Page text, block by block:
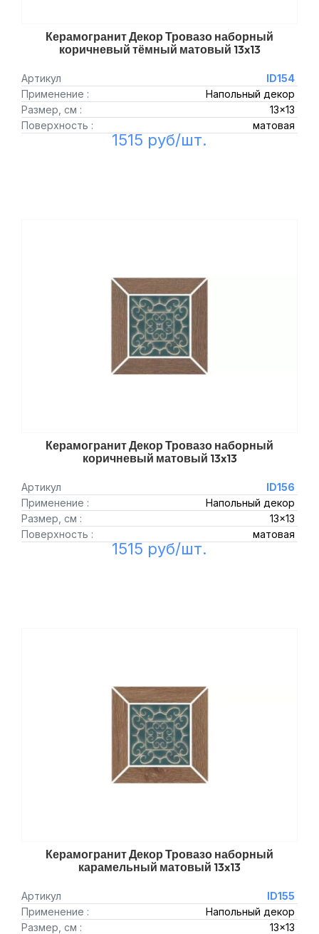
Керамогранит Декор Тровазо наборный
коричневый тёмный матовый 13x13
Артикул
ID154
Применение :
Напольный декор
Размер, см :
13x13
Поверхность :
матовая
1515 руб/шт.
Керамогранит Декор Тровазо наборный
коричневый матовый 13x13
Артикул
ID156
Применение :
Напольный декор
Размер, см :
13x13
Поверхность :
матовая
1515 руб/шт.
Керамогранит Декор Тровазо наборный
карамельный матовый 13x13
Артикул
ID155
Применение :
Напольный декор
Размер, см :
13x13